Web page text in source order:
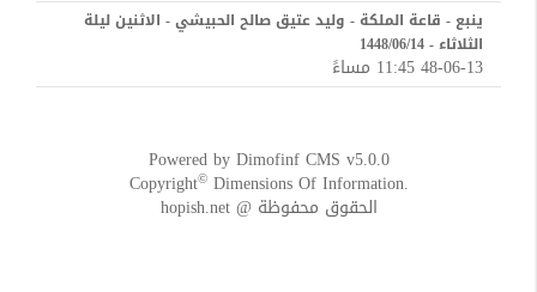
ينبع - قاعة الملكة - وليد عتيق صالح الحبيشي - الاثنين ليلة
الثلاثاء - 1448/06/14
48-06-13 11:45 مساءً
Powered byDimofinf CMS v5.0.0
Copyright©Dimensions Of Information.
الحقوق محفوظة @ hopish.net